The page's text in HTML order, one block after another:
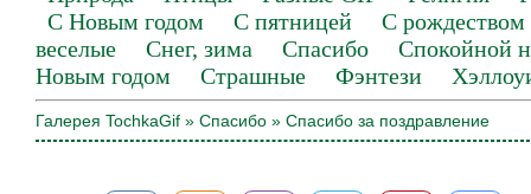
С Новым годом
С пятницей
С рождеством
веселые
Снег, зима Спасибо
Спокойной
Новым годом
Страшные Фэнтези
Галерея TochkaGif » Спасибо » Спасибо за поздравление